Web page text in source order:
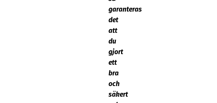
garanteras
det
att
du
gjort
ett
bra
och
säkert